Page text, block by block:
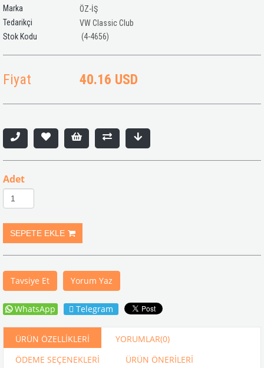
Marka
ÖZ-İŞ
Tedarikçi
VW Classic Club
(4-4656)
Fiyat 40.16 USD
Adet
Tavsiye Et Yorum Yaz
WhatsApp Telegram
ÜRÜN ÖZELLIKLERI YORUMLAR(0)
ÖDEME SEÇENEKLERI
ÜRÜN ÖNERILERI